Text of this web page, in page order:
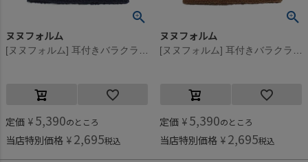
ヌヌフォルム
定価 ¥ 5,390のところ
当店特別価格 ¥ 2,695税込
ヌヌフォルム
定価 ¥ 5,390のところ
当店特別価格 ¥ 2,695税込